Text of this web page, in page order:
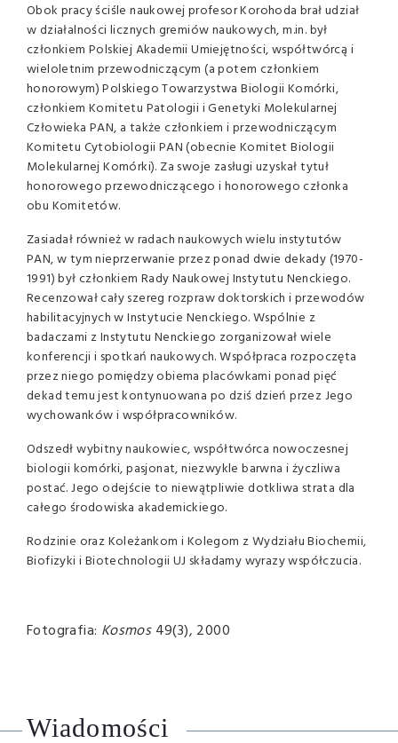
Obok pracy ściśle naukowej profesor Korohoda brał udział
w działalności licznych gremiów naukowych, m.in. był
członkiem Polskiej Akademii Umiejętności, współtwórcą i
wieloletnim przewodniczącym (a potem członkiem
honorowym) Polskiego Towarzystwa Biologii Komórki,
członkiem Komitetu Patologii i Genetyki Molekularnej
Człowieka PAN, a także członkiem i przewodniczącym
Komitetu Cytobiologii PAN (obecnie Komitet Biologii
Molekularnej Komórki). Za swoje zasługi uzyskał tytuł
honorowego przewodniczącego i honorowego członka
obu Komitetów.
Zasiadał również w radach naukowych wielu instytutów
PAN, w tym nieprzerwanie przez ponad dwie dekady (1970-
1991) był członkiem Rady Naukowej Instytutu Nenckiego.
Recenzował cały szereg rozpraw doktorskich i przewodów
habilitacyjnych w Instytucie Nenckiego. Wspólnie z
badaczami z Instytutu Nenckiego zorganizował wiele
konferencji i spotkań naukowych. Współpraca rozpoczęta
przez niego pomiędzy obiema placówkami ponad pięć
dekad temu jest kontynuowana po dziś dzień przez Jego
wychowanków i współpracowników.
Odszedł wybitny naukowiec, współtwórca nowoczesnej
biologii komórki, pasjonat, niezwykle barwna i życzliwa
postać. Jego odejście to niewątpliwie dotkliwa strata dla
całego środowiska akademickiego.
Rodzinie oraz Koleżankom i Kolegom z Wydziału Biochemii,
Biofizyki i Biotechnologii UJ składamy wyrazy współczucia.
Fotografia: Kosmos49(3), 2000
Wiadomości